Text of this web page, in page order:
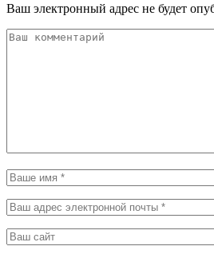
Ваш электронный адрес не будет